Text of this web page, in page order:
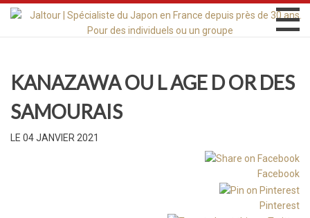
KANAZAWA OU L AGE D OR DES
SAMOURAIS
LE 04 JANVIER 2021
Facebook
Pinterest